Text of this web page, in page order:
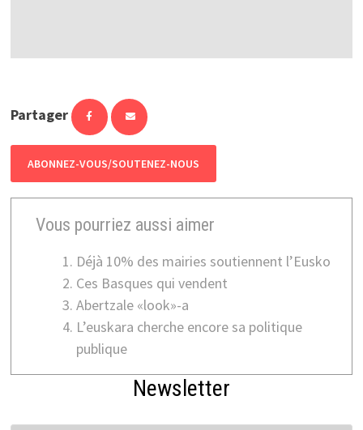
Partager
ABONNEZ-VOUS/SOUTENEZ-NOUS
Vous pourriez aussi aimer
Déjà 10% des mairies soutiennent l’Eusko
Ces Basques qui vendent
Abertzale «look»-a
L’euskara cherche encore sa politique
publique
Newsletter